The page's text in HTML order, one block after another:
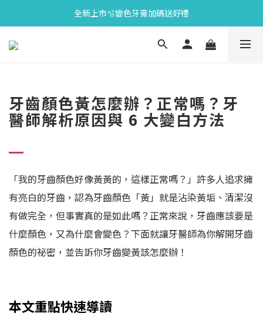
會員限定🎁點數兌換好禮
會員限定🎁點數兌換好禮
牙齒顏色黃怎麼辦？正常嗎？牙
醫師解析原因與 6 大變白方法
「我的牙齒顏色好像黃黃的，這樣正常嗎？」許多人追求擁
有亮白的牙齒，認為牙齒顏色「黃」就是沾染黃垢、清潔沒
有做完全，但事實真的是如此嗎？正常來說，牙齒應該要是
什麼顏色，又為什麼會變色？下面就讓牙醫師為你解開牙齒
顏色的祕密，並告訴你牙齒變黃該怎麼辦！
本文重點快速導讀